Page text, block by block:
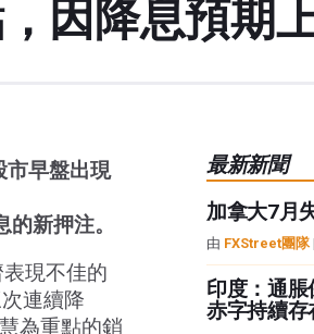
因降息預期
市早盤出現
新押注。
現不佳的
連續降
為重點的銷
最新新聞
加拿大7月
由 FXStreet團隊|
印度：通
赤字持續